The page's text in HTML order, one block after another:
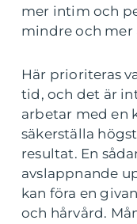
mer intim och
mindre och mer
Här prioriteras
tid, och det är
arbetar med en
säkerställa
resultat. En
avslappnande
kan föra en
och hårvård.